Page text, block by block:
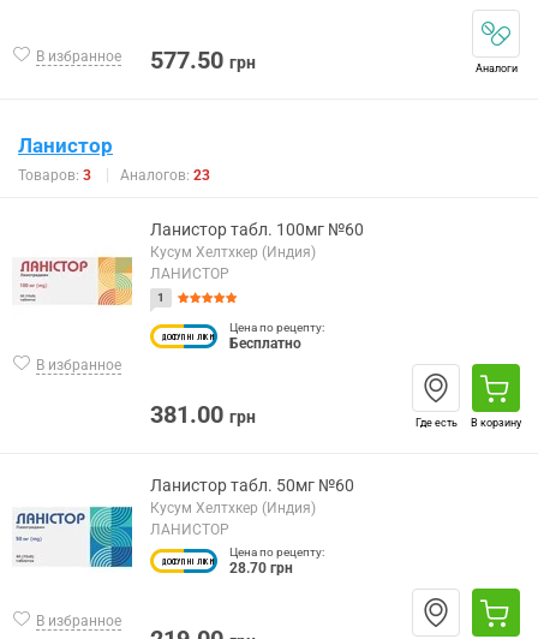
В избранное 577.50 грн Аналоги
Ланистор
Товаров: 3 Аналогов: 23
В избранное
Ланистор табл. 100мг №60
Кусум Хелтхкер (Индия)
ЛАНИСТОР
1
Цена по рецепту:
Бесплатно
381.00 грн Где есть В корзину
В избранное
Ланистор табл. 50мг №60
Кусум Хелтхкер (Индия)
ЛАНИСТОР
Цена по рецепту:
28.70 грн